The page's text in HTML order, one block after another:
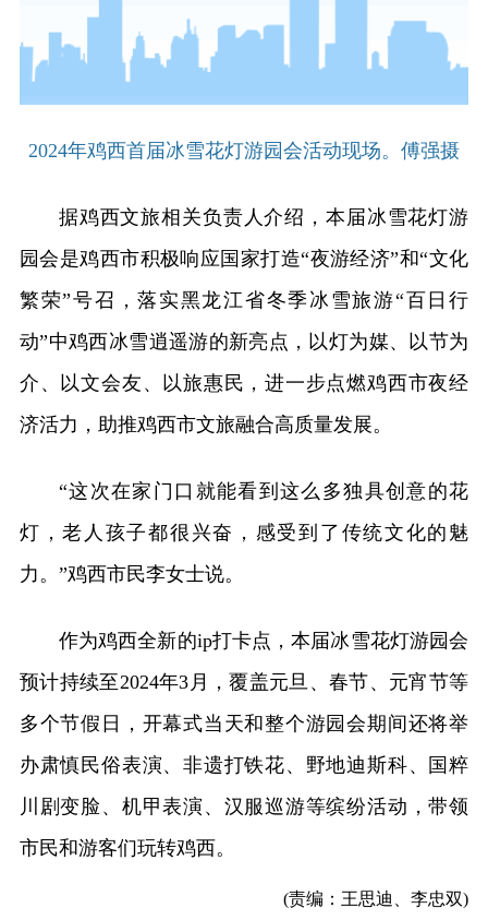
2024年鸡西首届冰雪花灯游园会活动现场。傅强摄
据鸡西文旅相关负责人介绍，本届冰雪花灯游
园会是鸡西市积极响应国家打造“夜游经济”和“文化
繁荣”号召，落实黑龙江省冬季冰雪旅游“百日行
动”中鸡西冰雪逍遥游的新亮点，以灯为媒、以节为
介、以文会友、以旅惠民，进一步点燃鸡西市夜经
济活力，助推鸡西市文旅融合高质量发展。
“这次在家门口就能看到这么多独具创意的花
灯，老人孩子都很兴奋，感受到了传统文化的魅
力。”鸡西市民李女士说。
作为鸡西全新的ip打卡点，本届冰雪花灯游园会
预计持续至2024年3月，覆盖元旦、春节、元宵节等
多个节假日，开幕式当天和整个游园会期间还将举
办肃慎民俗表演、非遗打铁花、野地迪斯科、国粹
川剧变脸、机甲表演、汉服巡游等缤纷活动，带领
市民和游客们玩转鸡西。
(责编：王思迪、李忠双)